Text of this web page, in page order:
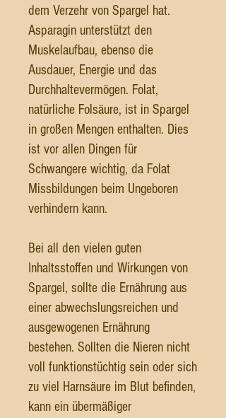
dem Verzehr von Spargel hat.
Asparagin unterstützt den
Muskelaufbau, ebenso die
Ausdauer, Energie und das
Durchhaltevermögen. Folat,
natürliche Folsäure, ist in Spargel
in großen Mengen enthalten. Dies
ist vor allen Dingen für
Schwangere wichtig, da Folat
Missbildungen beim Ungeboren
verhindern kann.
Bei all den vielen guten
Inhaltsstoffen und Wirkungen von
Spargel, sollte die Ernährung aus
einer abwechslungsreichen und
ausgewogenen Ernährung
bestehen. Sollten die Nieren nicht
voll funktionstüchtig sein oder sich
zu viel Harnsäure im Blut befinden,
kann ein übermäßiger